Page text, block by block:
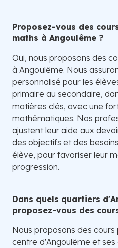
Proposez-vous des
maths à Angoulême ?
Oui, nous proposons des
à Angoulême. Nous
personnalisé pour les
primaire au secondaire,
matières clés, avec une
mathématiques. Nos
ajustent leur aide aux
des objectifs et des
élève, pour favoriser leur
progression.
Dans quels quartiers
proposez-vous des
Nous proposons des
centre d'Angoulême et